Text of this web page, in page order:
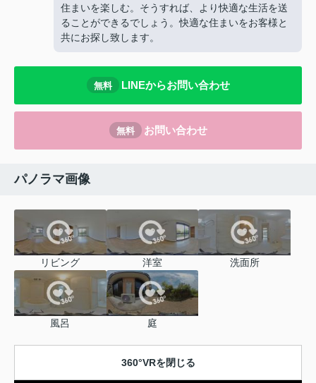
住まいを楽しむ。そうすれば、より快適な生活を送
ることができるでしょう。快適な住まいをお客様と
共にお探し致します。
無料 LINEからお問い合わせ
無料 お問い合わせ
パノラマ画像
リビング 洋室 洗面所
風呂 庭
360°VRを閉じる